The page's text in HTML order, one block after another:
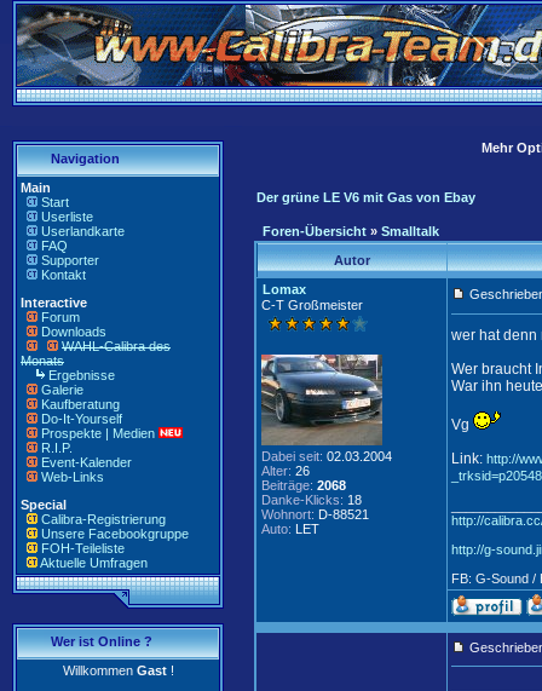
Navigation
Main
Start
Userliste
Userlandkarte
FAQ
Supporter
Kontakt
Interactive
Forum
Downloads
WAHL-Calibra des
Monats
Ergebnisse
Galerie
Kaufberatung
Do-It-Yourself
Prospekte | Medien
R.I.P.
Event-Kalender
Web-Links
Special
Calibra-Registrierung
Unsere Facebookgruppe
FOH-Teileliste
Aktuelle Umfragen
Wer ist Online ?
WillkommenGast!
Mehr
Der grüne LE V6 mit Gas von Ebay
Foren-Übersicht » Smalltalk
Autor
Lomax
C-T Großmeister
Dabei seit: 02.03.2004
Alter: 26
Beiträge: 2068
Danke-Klicks: 18
Wohnort: D-88521
Auto: LET
wer hat
Wer braucht
War ihn
Vg
Link: http://
http://
http://g-
FB: G-Sound /